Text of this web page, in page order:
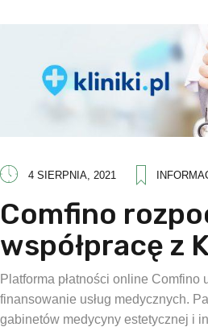
4 SIERPNIA, 2021
Comfino
współpracę z
Platforma płatności online Comfino
finansowanie usług medycznych.
gabinetów medycyny estetycznej i